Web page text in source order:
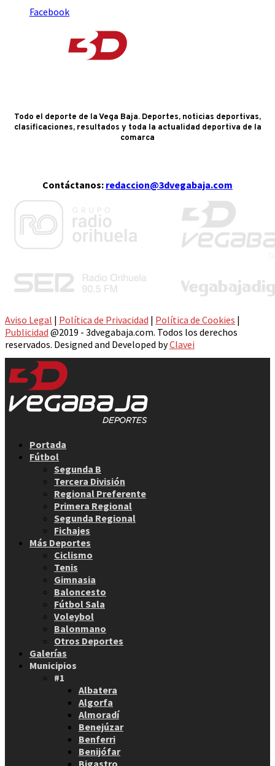
Facebook
Todo el deporte de la Vega Baja. Deportes, noticias deportivas,
clasificaciones, resultados y toda la actualidad deportiva de la
comarca
Contáctanos: redaccion@3dvegabaja.com
Aviso Legal | Política de Privacidad | Política de Cookies |
Publicidad @2019 - 3dvegabaja.com. Todos los derechos
reservados. Designed and Developed byClavei
Portada
Fútbol
Segunda B
Tercera División
Regional Preferente
Primera Regional
Segunda Regional
Fichajes
Más Deportes
Ciclismo
Tenis
Gimnasia
Baloncesto
Fútbol Sala
Voleybol
Balonmano
Otros Deportes
Galerías
Municipios
#1
Albatera
Algorfa
Almoradí
Benejúzar
Benferri
Benijófar